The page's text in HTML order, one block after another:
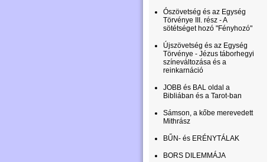
Ószövetség és az Egység
Törvénye III. rész - A
sötétséget hozó "Fényhozó"
Újszövetség és az Egység
Törvénye - Jézus táborhegyi
színeváltozása és a
reinkarnáció
JOBB és BAL oldal a
Bibliában és a Tarot-ban
Sámson, a kőbe merevedett
Mithrász
BŰN- és ERÉNYTÁLAK
BORS DILEMMÁJA